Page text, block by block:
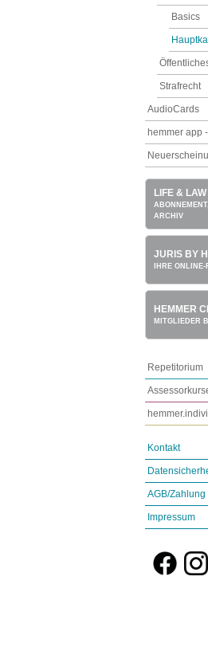
Basics
Strafrecht
AudioCards
hemmer app
LIFE & LAW
ARCHIV
JURIS BY
IHRE
HEMMER
MITGLIEDER
Repetitorium
Kontakt
AGB/Zahlung
Impressum